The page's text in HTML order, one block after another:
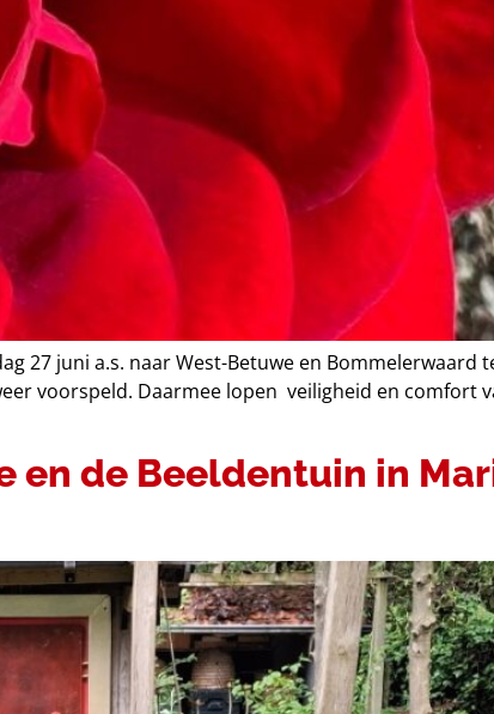
27 juni a.s. naar West-Betuwe en Bommelerwaard
voorspeld. Daarmee lopen veiligheid en comfort
en de Beeldentuin in